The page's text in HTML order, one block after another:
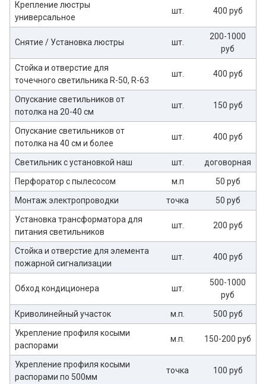
Крепление люстры
универсальное
шт. 400 руб
Снятие / Установка люстры шт.
200-1000
руб
Стойка и отверстие для
точечного светильника R-50, R-63
шт. 400 руб
Опускание светильников от
потолка на 20-40 см
шт. 150 руб
Опускание светильников от
потолка на 40 см и более
шт. 400 руб
Светильник с установкой наш шт.
договорная
Перфоратор с пылесосом
м.п
50 руб
Монтаж электропроводки
точка
50 руб
Установка трансформатора для
питания светильников
шт. 200 руб
Стойка и отверстие для элемента
пожарной сигнализации
шт. 400 руб
Обход кондиционера шт.
500-1000
руб
Криволинейный участок
м.п.
500 руб
Укрепление профиля косыми
распорами
м.п. 150-200 руб
Укрепление профиля косыми
распорами по 500мм
точка 100 руб